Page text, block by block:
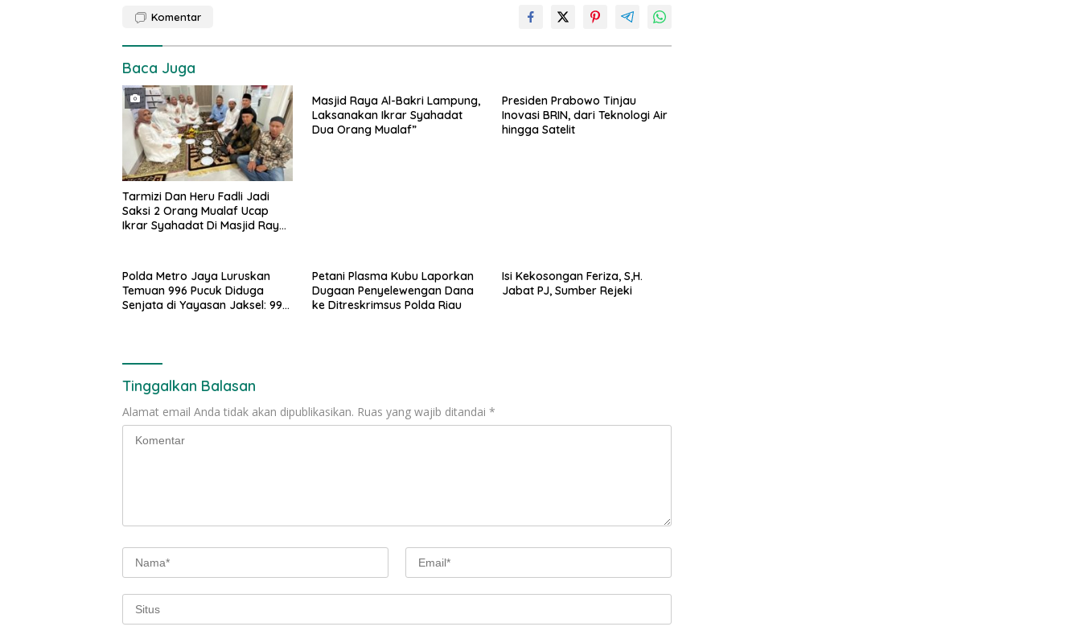
Komentar
Baca Juga
Tarmizi Dan Heru Fadli Jadi
Saksi 2 Orang Mualaf Ucap
Ikrar Syahadat Di Masjid Raya
Masjid Raya Al-Bakri Lampung,
Laksanakan Ikrar Syahadat
Dua Orang Mualaf”
Presiden Prabowo Tinjau
Inovasi BRIN, dari Teknologi Air
hingga Satelit
Polda Metro Jaya Luruskan
Temuan 996 Pucuk Diduga
Senjata di Yayasan Jaksel: 995
Petani Plasma Kubu Laporkan
Dugaan Penyelewengan Dana
ke Ditreskrimsus Polda Riau
Isi Kekosongan Feriza, S,H.
Jabat PJ, Sumber Rejeki
Tinggalkan Balasan
Alamat email Anda tidak akan dipublikasikan. Ruas yang wajib ditandai *